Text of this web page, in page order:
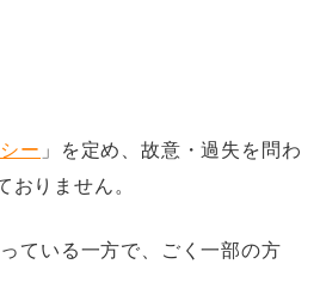
ー 」を定め、故意・過失を問わ
りません。
ている一方で、ごく一部の方